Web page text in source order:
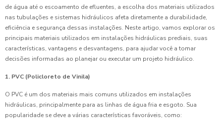
de água até o escoamento de efluentes, a escolha dos materiais utilizados
nas tubulações e sistemas hidráulicos afeta diretamente a durabilidade,
eficiência e segurança dessas instalações. Neste artigo, vamos explorar os
principais materiais utilizados em instalações hidráulicas prediais, suas
características, vantagens e desvantagens, para ajudar você a tomar
decisões informadas ao planejar ou executar um projeto hidráulico.
1. PVC (Policloreto de Vinila)
O PVC é um dos materiais mais comuns utilizados em instalações
hidráulicas, principalmente para as linhas de água fria e esgoto. Sua
popularidade se deve a várias características favoráveis, como: